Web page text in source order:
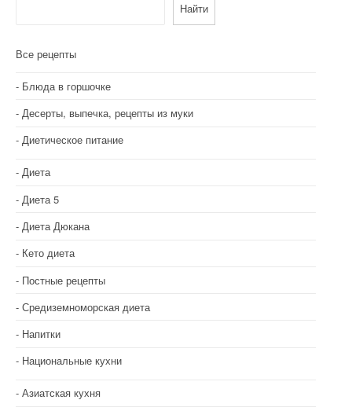
Найти
Все рецепты
Блюда в горшочке
Десерты, выпечка, рецепты из муки
Диетическое питание
Диета
Диета 5
Диета Дюкана
Кето диета
Постные рецепты
Средиземноморская диета
Напитки
Национальные кухни
Азиатская кухня